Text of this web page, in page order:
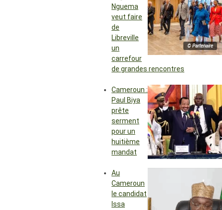
© Partenaire
Nguema
veut faire
de
Libreville
un
carrefour
de grandes rencontres
Cameroun :
Paul Biya
prête
serment
pour un
huitième
mandat
Au
Cameroun
le candidat
Issa